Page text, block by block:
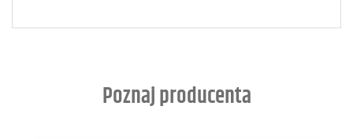
Poznaj producenta